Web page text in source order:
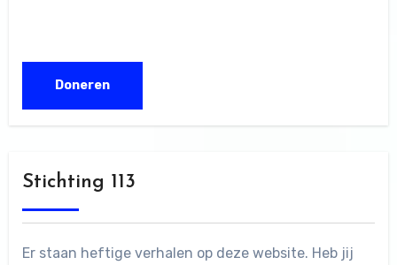
Stichting 113
Er staan heftige verhalen op deze website. Heb jij